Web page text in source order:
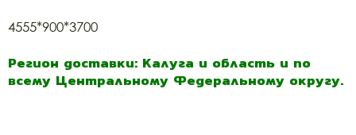
4555*900*3700
Регион доставки: Калуга и область и по
всему Центральному Федеральному округу.